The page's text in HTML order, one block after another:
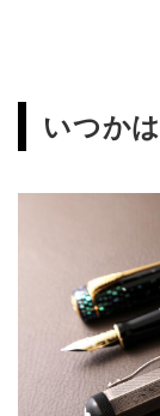
いつか